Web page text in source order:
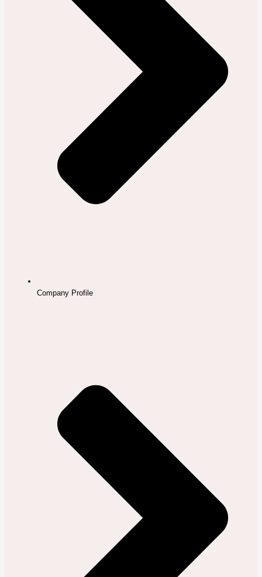
Company Profile